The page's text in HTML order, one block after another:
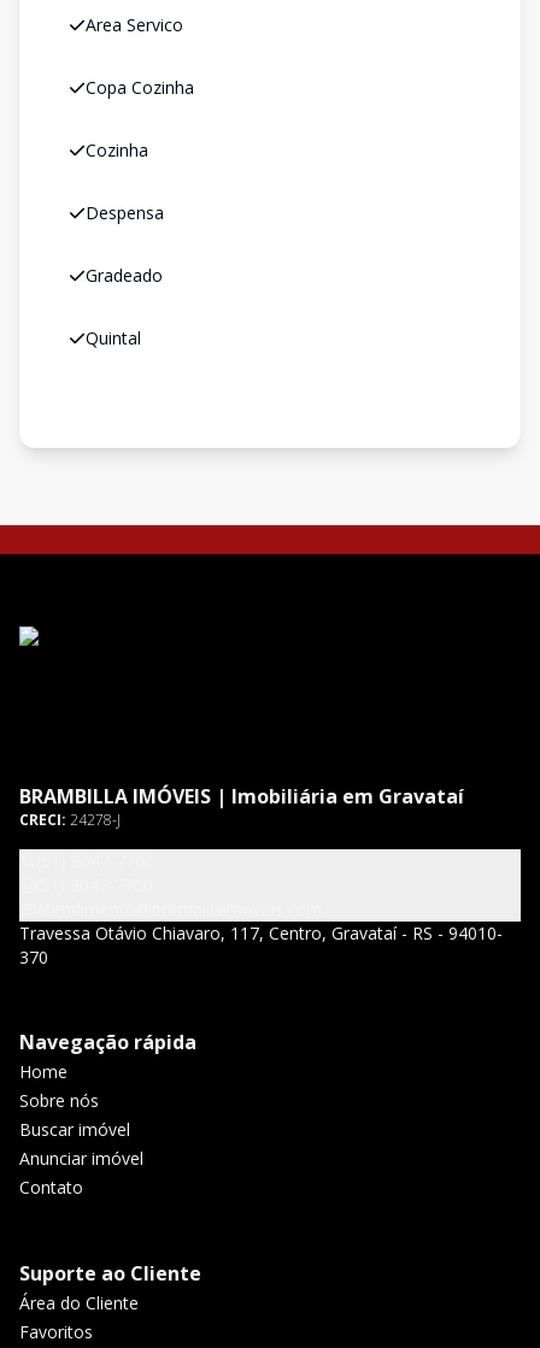
Area Servico
Copa Cozinha
Cozinha
Despensa
Gradeado
Quintal
BRAMBILLA IMÓVEIS | Imobiliária em Gravataí
CRECI: 24278-J
Travessa Otávio Chiavaro, 117, Centro, Gravataí - RS - 94010-
370
Navegação rápida
Home
Sobre nós
Buscar imóvel
Anunciar imóvel
Contato
Suporte ao Cliente
Área do Cliente
Favoritos